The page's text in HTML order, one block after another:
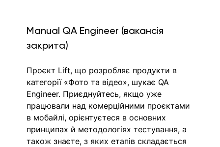
Manual QA Engineer (вакансія
закрита)
Проєкт Lift, що розробляє продукти в
категорії «Фото та відео», шукає QA
Engineer. Приєднуйтесь, якщо уже
працювали над комерційними проєктами
в мобайлі, орієнтуєтеся в основних
принципах й методологіях тестування, а
також знаєте, з яких етапів складається